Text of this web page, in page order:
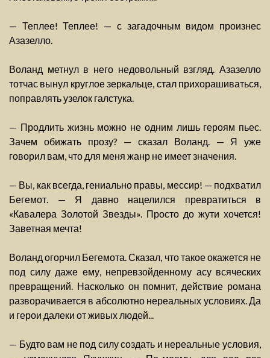
— Теплее! Теплее! — с загадочным видом произнес
Азазелло.
Воланд метнул в него недовольный взгляд. Азазелло
тотчас вынул круглое зеркальце, стал прихорашиваться,
поправлять узелок галстука.
— Продлить жизнь можно не одним лишь героям пьес.
Зачем обижать прозу? — сказал Воланд. — Я уже
говорил вам, что для меня жанр не имеет значения.
— Вы, как всегда, гениально правы, мессир! — подхватил
Бегемот. — Я давно нацелился превратиться в
«Кавалера Золотой Звезды». Просто до жути хочется!
Заветная мечта!
Воланд огорчил Бегемота. Сказал, что такое окажется не
под силу даже ему, непревзойденному асу всяческих
превращений. Насколько он помнит, действие романа
разворачивается в абсолютно нереальных условиях. Да
и герои далеки от живых людей...
— Будто вам не под силу создать и нереальные условия,